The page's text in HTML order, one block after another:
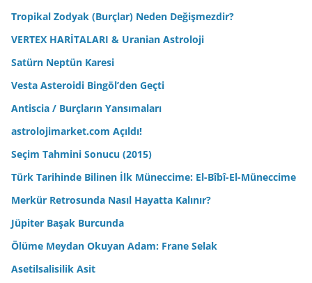
Tropikal Zodyak (Burçlar) Neden Değişmezdir?
VERTEX HARİTALARI & Uranian Astroloji
Satürn Neptün Karesi
Vesta Asteroidi Bingöl’den Geçti
Antiscia / Burçların Yansımaları
astrolojimarket.com Açıldı!
Seçim Tahmini Sonucu (2015)
Türk Tarihinde Bilinen İlk Müneccime: El-Bîbî-El-Müneccime
Merkür Retrosunda Nasıl Hayatta Kalınır?
Jüpiter Başak Burcunda
Ölüme Meydan Okuyan Adam: Frane Selak
Asetilsalisilik Asit